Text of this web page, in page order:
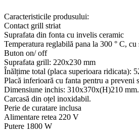
Caracteristicile produsului:
Contact grill striat
Suprafata din fonta cu invelis ceramic
Temperatura reglabilă pana la 300 ° C,
Buton on/ off
Suprafata grill: 220x230 mm
Înălțime total (placa superioara ridicata):
Placă inferioară cu fanta pentru a preveni
Dimensiune inchis: 310x370x(H)210 mm.
Carcasă din oțel inoxidabil.
Perie de curatare inclusa
Alimentare retea 220 V
Putere 1800 W